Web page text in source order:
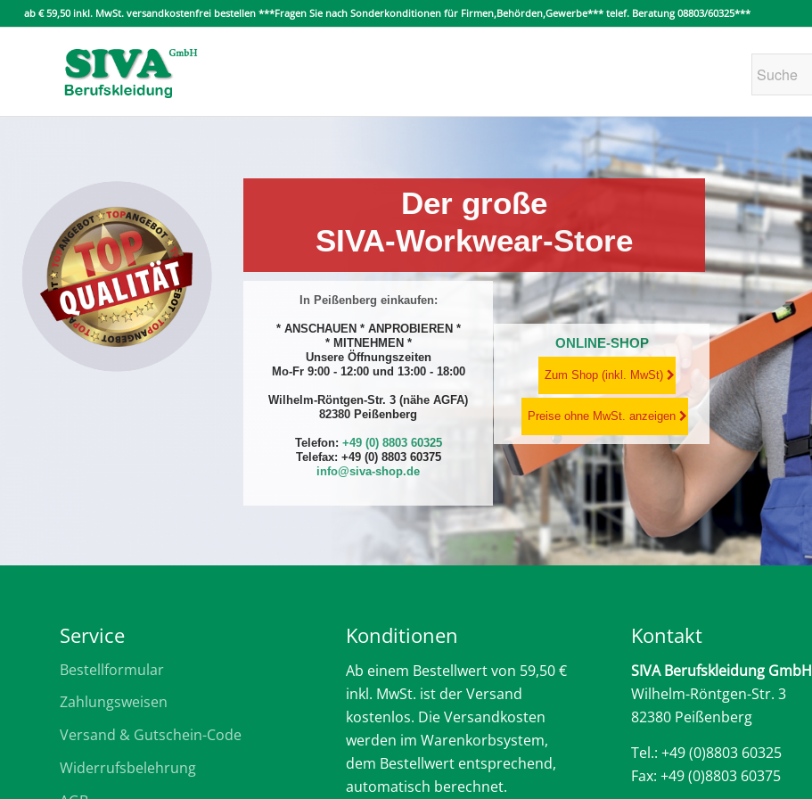
ab € 59,50 inkl. MwSt. versandkostenfrei bestellen ***Fragen Sie nach Sonderkonditionen für Firmen,Behörden,Gewerbe*** telef. Beratung 08803/60325***
ONLINE-SHOP
Preise ohne MwSt. anzeigen
Zum Shop (inkl. MwSt)
In Peißenberg einkaufen:
* ANSCHAUEN * ANPROBIEREN *
* MITNEHMEN *
Unsere Öffnungszeiten
Mo-Fr 9:00 - 12:00 und 13:00 - 18:00
Wilhelm-Röntgen-Str. 3 (nähe AGFA)
82380 Peißenberg
Telefon: +49 (0) 8803 60325
Telefax: +49 (0) 8803 60375
info@siva-shop.de
Der große
SIVA-Workwear-Store
Service
Bestellformular
Zahlungsweisen
Versand & Gutschein-Code
Widerrufsbelehrung
Konditionen
Ab einem Bestellwert von 59,50 €
inkl. MwSt. ist der Versand
kostenlos. Die Versandkosten
werden im Warenkorbsystem,
dem Bestellwert entsprechend,
automatisch berechnet.
Kontakt
SIVA Berufskleidung GmbH
Wilhelm-Röntgen-Str. 3
82380 Peißenberg
Tel.: +49 (0)8803 60325
Fax: +49 (0)8803 60375